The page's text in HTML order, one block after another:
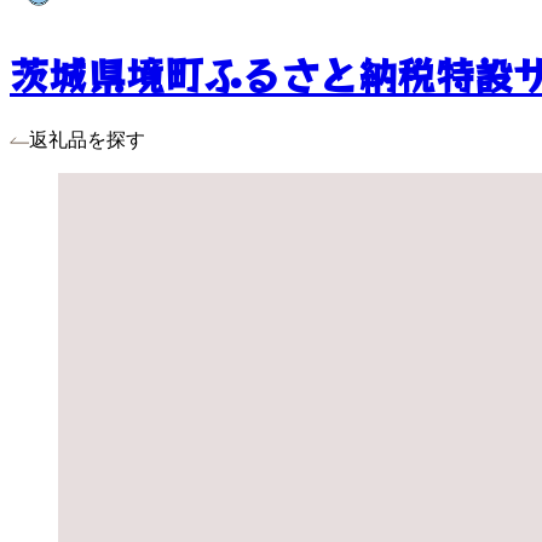
茨城県境町ふるさと納税特設
返礼品を探す